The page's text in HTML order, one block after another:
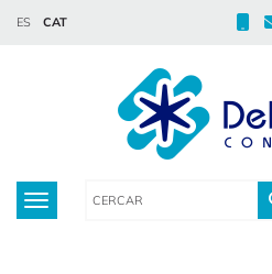
ES CAT
Toggle navigation